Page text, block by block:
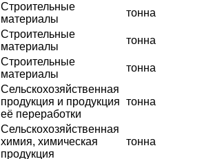
Строительные
материалы
тонна
Строительные
материалы
тонна
Строительные
материалы
тонна
Сельскохозяйственная
продукция и продукция
её переработки
тонна
Сельскохозяйственная
химия, химическая
продукция
тонна